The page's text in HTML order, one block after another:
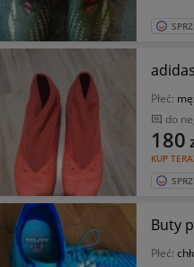
Płeć:
do
KUP
180
Buty
Płeć: